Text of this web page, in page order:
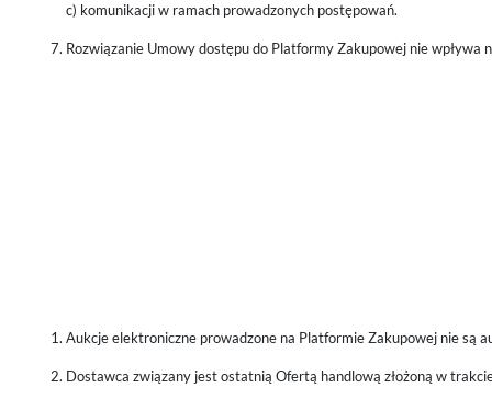
c) komunikacji w ramach prowadzonych postępowań.
Rozwiązanie Umowy dostępu do Platformy Zakupowej nie
Aukcje elektroniczne prowadzone na Platformie Zakupowej nie są
Dostawca związany jest ostatnią Ofertą handlową złożoną w